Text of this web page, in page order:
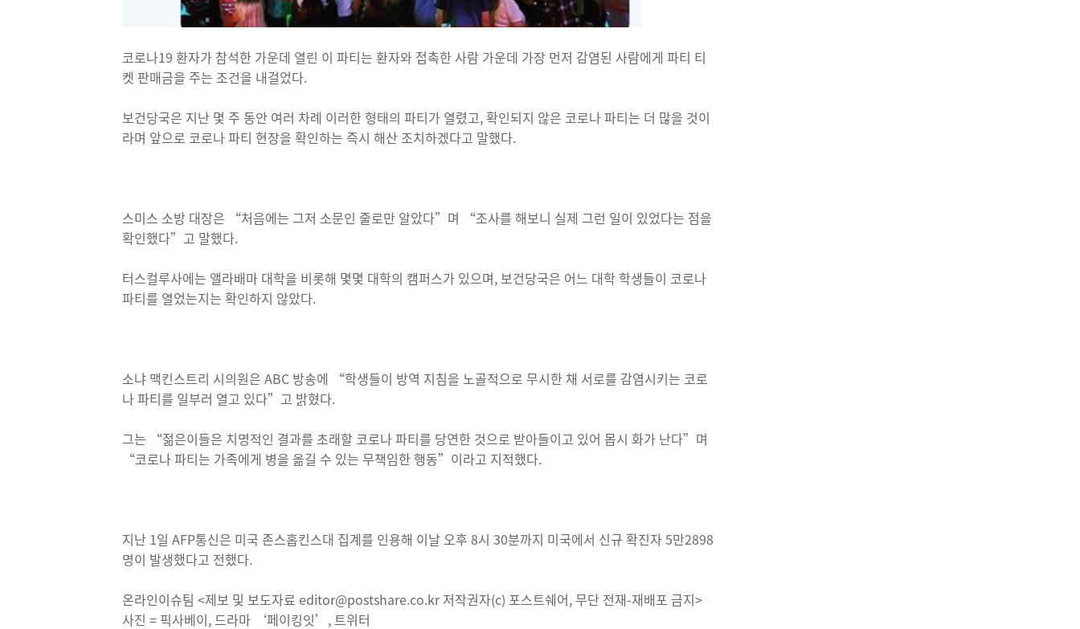
코로나19 환자가 참석한 가운데 열린 이 파티는 환자와 접촉한 사람 가운데 가장 먼저 감염된 사람에게 파티 티
켓 판매금을 주는 조건을 내걸었다.
보건당국은 지난 몇 주 동안 여러 차례 이러한 형태의 파티가 열렸고, 확인되지 않은 코로나 파티는 더 많을 것이
라며 앞으로 코로나 파티 현장을 확인하는 즉시 해산 조치하겠다고 말했다.
스미스 소방 대장은 “처음에는 그저 소문인 줄로만 알았다”며 “조사를 해보니 실제 그런 일이 있었다는 점을
확인했다”고 말했다.
터스컬루사에는 앨라배마 대학을 비롯해 몇몇 대학의 캠퍼스가 있으며, 보건당국은 어느 대학 학생들이 코로나
파티를 열었는지는 확인하지 않았다.
소냐 맥킨스트리 시의원은 ABC 방송에 “학생들이 방역 지침을 노골적으로 무시한 채 서로를 감염시키는 코로
나 파티를 일부러 열고 있다”고 밝혔다.
그는 “젊은이들은 치명적인 결과를 초래할 코로나 파티를 당연한 것으로 받아들이고 있어 몹시 화가 난다”며
“코로나 파티는 가족에게 병을 옮길 수 있는 무책임한 행동”이라고 지적했다.
지난 1일 AFP통신은 미국 존스홉킨스대 집계를 인용해 이날 오후 8시 30분까지 미국에서 신규 확진자 5만2898
명이 발생했다고 전했다.
온라인이슈팀 <제보 및 보도자료 editor@postshare.co.kr 저작권자(c) 포스트쉐어, 무단 전재-재배포 금지>
사진 = 픽사베이, 드라마 ‘페이킹잇’, 트위터